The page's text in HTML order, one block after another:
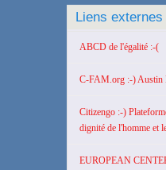
Liens externes
ABCD de l'égalité :-(
C-FAM.org :-) Austin
Citizengo :-)
dignité de l'homme et
EUROPEAN